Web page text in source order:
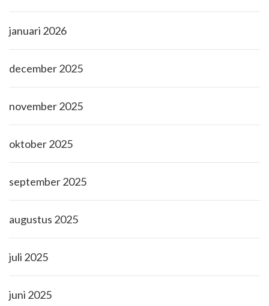
januari 2026
december 2025
november 2025
oktober 2025
september 2025
augustus 2025
juli 2025
juni 2025